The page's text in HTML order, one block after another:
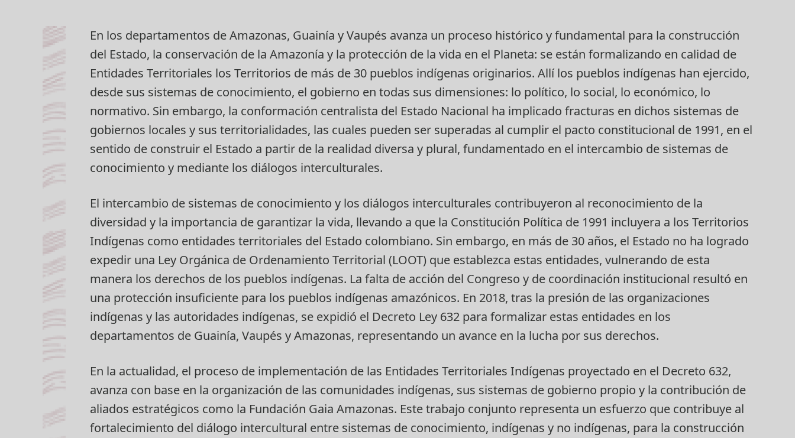
CONSEJO INDÍGENA PIRÁ PARANÁ
En los departamentos de Amazonas, Guainía y Vaupés avanza un proceso histórico y fundamental para la construcción
del Estado, la conservación de la Amazonía y la protección de la vida en el Planeta: se están formalizando en calidad de
Entidades Territoriales los Territorios de más de 30 pueblos indígenas originarios. Allí los pueblos indígenas han ejercido,
desde sus sistemas de conocimiento, el gobierno en todas sus dimensiones: lo político, lo social, lo económico, lo
normativo. Sin embargo, la conformación centralista del Estado Nacional ha implicado fracturas en dichos sistemas de
gobiernos locales y sus territorialidades, las cuales pueden ser superadas al cumplir el pacto constitucional de 1991, en el
sentido de construir el Estado a partir de la realidad diversa y plural, fundamentado en el intercambio de sistemas de
conocimiento y mediante los diálogos interculturales.
El intercambio de sistemas de conocimiento y los diálogos interculturales contribuyeron al reconocimiento de la
diversidad y la importancia de garantizar la vida, llevando a que la Constitución Política de 1991 incluyera a los Territorios
Indígenas como entidades territoriales del Estado colombiano. Sin embargo, en más de 30 años, el Estado no ha logrado
expedir una Ley Orgánica de Ordenamiento Territorial (LOOT) que establezca estas entidades, vulnerando de esta
manera los derechos de los pueblos indígenas. La falta de acción del Congreso y de coordinación institucional resultó en
una protección insuficiente para los pueblos indígenas amazónicos. En 2018, tras la presión de las organizaciones
indígenas y las autoridades indígenas, se expidió el Decreto Ley 632 para formalizar estas entidades en los
departamentos de Guainía, Vaupés y Amazonas, representando un avance en la lucha por sus derechos.
En la actualidad, el proceso de implementación de las Entidades Territoriales Indígenas proyectado en el Decreto 632,
avanza con base en la organización de las comunidades indígenas, sus sistemas de gobierno propio y la contribución de
aliados estratégicos como la Fundación Gaia Amazonas. Este trabajo conjunto representa un esfuerzo que contribuye al
fortalecimiento del diálogo intercultural entre sistemas de conocimiento, indígenas y no indígenas, para la construcción